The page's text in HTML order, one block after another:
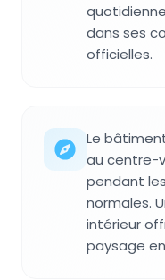
dans ses
officielles.
Le
au centre-
pendant
normales.
intérieur
paysage